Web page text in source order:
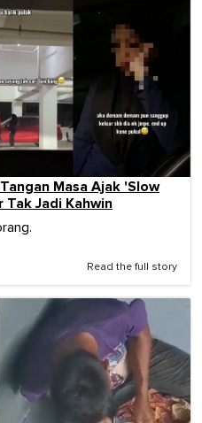
Masa Ajak 'Slow
Tak Jadi Kahwin
Read the full story